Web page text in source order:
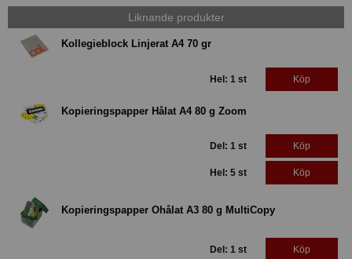
Liknande produkter
Kollegieblock Linjerat A4 70 gr
Hel: 1 st Köp
Kopieringspapper Hålat A4 80 g Zoom
Del: 1 st Köp
Hel: 5 st Köp
Kopieringspapper Ohålat A3 80 g MultiCopy
Del: 1 st Köp